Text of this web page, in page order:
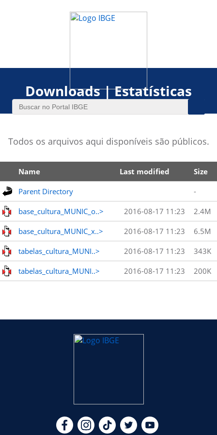
Downloads | Estatísticas
Todos os arquivos aqui disponíveis são públicos.
Name Last modified Size
Parent Directory -
base_cultura_MUNIC_o..> 2016-08-17 11:23 2.4M
base_cultura_MUNIC_x..> 2016-08-17 11:23 6.5M
tabelas_cultura_MUNI..> 2016-08-17 11:23 343K
tabelas_cultura_MUNI..> 2016-08-17 11:23 200K